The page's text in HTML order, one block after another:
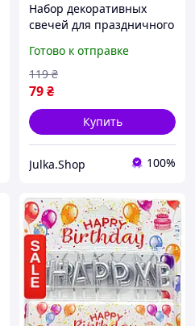
Набор декоративных
свечей для праздничного
штуки на день рождения
Готово к отправке
79₴
119 ₴
Купить
Julka.Shop 100%